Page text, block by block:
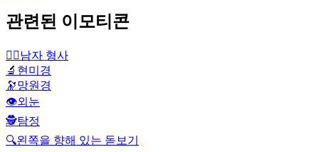
관련된 이모티콘
🕵️‍♂️남자 형사
🔬 현미경
🔭망원경
👁️외눈
🕵️탐정
🔍왼쪽을 향해 있는 돋보기